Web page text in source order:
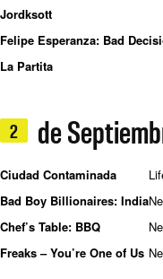
Jordksott
Felipe Esperanza: Bad
La Partita
2 de
Ciudad Contaminada
Bad Boy Billionaires: India
Chef’s Table: BBQ
Freaks – You’re One of Us